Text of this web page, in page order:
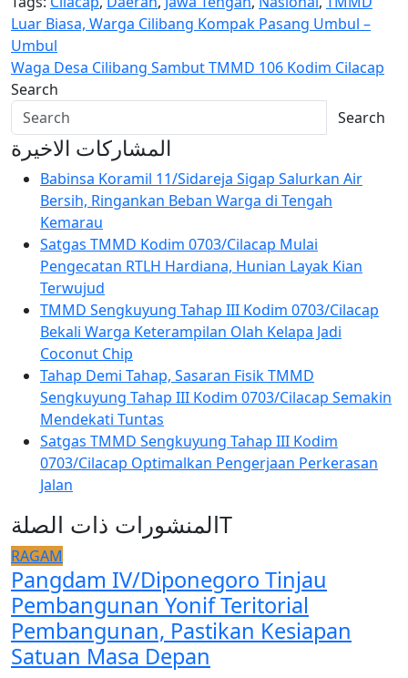
Navigasi
pos
Luar Biasa, Warga Cilibang Kompak Pasang Umbul –
Umbul
Waga Desa Cilibang Sambut TMMD 106 Kodim Cilacap
Search
Search
المشاركات الاخيرة
Babinsa Koramil 11/Sidareja Sigap Salurkan Air
Bersih, Ringankan Beban Warga di Tengah
Kemarau
Satgas TMMD Kodim 0703/Cilacap Mulai
Pengecatan RTLH Hardiana, Hunian Layak Kian
Terwujud
TMMD Sengkuyung Tahap III Kodim 0703/Cilacap
Bekali Warga Keterampilan Olah Kelapa Jadi
Coconut Chip
Tahap Demi Tahap, Sasaran Fisik TMMD
Sengkuyung Tahap III Kodim 0703/Cilacap Semakin
Mendekati Tuntas
Satgas TMMD Sengkuyung Tahap III Kodim
0703/Cilacap Optimalkan Pengerjaan Perkerasan
Jalan
المنشورات ذات الصلةT
RAGAM
Pangdam IV/Diponegoro Tinjau
Pembangunan Yonif Teritorial
Pembangunan, Pastikan Kesiapan
Satuan Masa Depan